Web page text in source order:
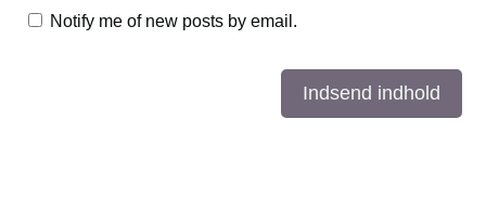
Notify me of new posts by email.
Indsend indhold